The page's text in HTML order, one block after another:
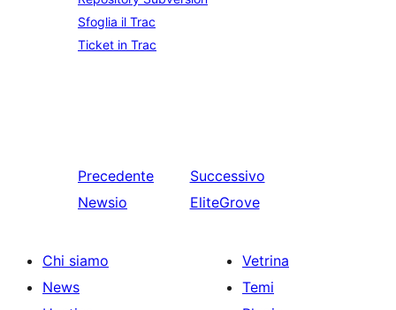
Sfoglia il Trac
Ticket in Trac
Precedente
Newsio
Successivo
EliteGrove
Chi siamo
News
Vetrina
Temi